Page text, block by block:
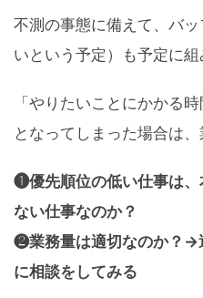
不測の事態に備えて、バ
いという予定）も予定に組
「やりたいことにかかる
となってしまった場合は、
❶優先順位の低い仕事は
ない仕事なのか？
❷業務量は適切なのか？→
に相談をしてみる